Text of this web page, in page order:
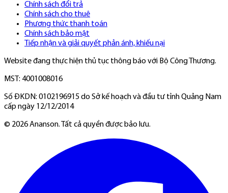
Chính sách đổi trả
Chính sách cho thuê
Phương thức thanh toán
Chính sách bảo mật
Tiếp nhận và giải quyết phản ánh, khiếu nại
Website đang thực hiện thủ tục thông báo với Bộ Công Thương.
MST: 4001008016
Số ĐKDN: 0102196915 do Sở kế hoạch và đầu tư tỉnh Quảng Nam
cấp ngày 12/12/2014
© 2026Ananson. Tất cả quyền được bảo lưu.